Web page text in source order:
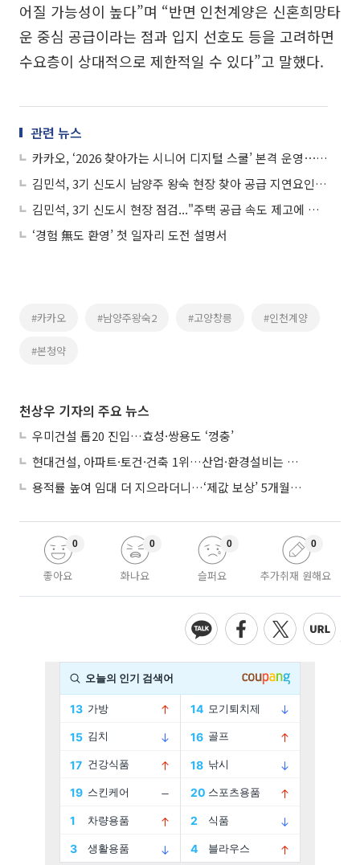
어질 가능성이 높다”며 “반면 인천계양은 신혼희망타
운 중심 공급이라는 점과 입지 선호도 등을 고려하면
수요층이 상대적으로 제한적일 수 있다”고 말했다.
관련 뉴스
카카오, ‘2026 찾아가는 시니어 디지털 스쿨’ 본격 운영⋯“모두의 AI 실현”
김민석, 3기 신도시 남양주 왕숙 현장 찾아 공급 지연요인 점검
김민석, 3기 신도시 현장 점검..."주택 공급 속도 제고에 총력"
‘경험 無도 환영’ 첫 일자리 도전 설명서
#카카오 #남양주왕숙2 #고양창릉 #인천계양
#본청약
천상우 기자의 주요 뉴스
우미건설 톱20 진입…효성·쌍용도 ‘껑충’
현대건설, 아파트·토건·건축 1위…산업·환경설비는 삼성E&A
용적률 높여 임대 더 지으라더니…‘제값 보상’ 5개월째 국회에 발목
좋아요
0
화나요
0
슬퍼요
0
추가취재 원해요
0